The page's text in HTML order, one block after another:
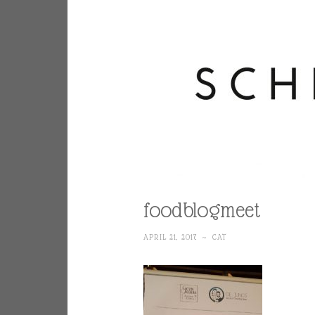
foodblogmeet
APRIL 21, 2017 ~ CAT